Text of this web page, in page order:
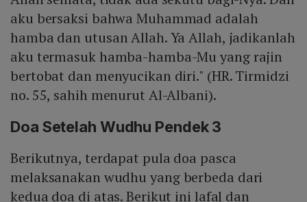
aku bersaksi bahwa Muhammad adalah
hamba dan utusan Allah. Ya Allah, jadikanlah
aku termasuk hamba-hamba-Mu yang rajin
bertobat dan menyucikan diri." (HR. Tirmidzi
no. 55, sahih menurut Al-Albani).
Doa Setelah Wudhu Pendek 3
Berikutnya, terdapat pula doa pasca
melaksanakan wudhu yang berbeda dari
kedua doa di atas. Berikut ini lafal dan